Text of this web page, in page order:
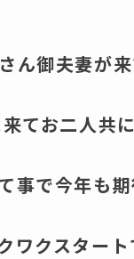
ん御夫妻が
てお二人共
事で今年も
ワクスター